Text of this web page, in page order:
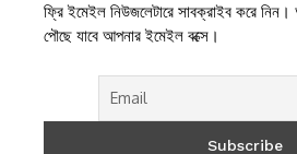
ফ্রি ইমেইল নিউজলেটারে সাবক্রাইব করে
পৌছে যাবে আপনার ইমেইল বক্সে।